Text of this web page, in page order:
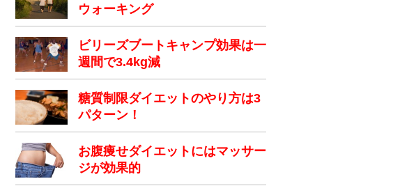
ウォーキング
ビリーズブートキャンプ効果は一
週間で3.4kg減
糖質制限ダイエットのやり方は3
パターン！
お腹痩せダイエットにはマッサー
ジが効果的